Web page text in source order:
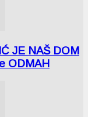
JE NAŠ DOM
ODMAH